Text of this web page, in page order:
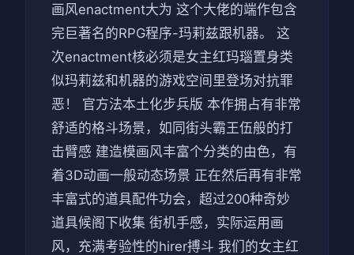
画风enactment大为 这个大佬的端作包含
完巨著名的RPG程序-玛莉兹跟机器。 这
次enactment核必须是女主红玛瑙置身类
似玛莉兹和机器的游戏空间里登场对抗罪
恶！ 官方法本土化步兵版 本作拥占有非常
舒适的格斗场景，如同街头霸王伍般的打
击臂感 建造模画风丰富个分类的由色，有
着3D动画一般动态场景 正在然后再有非常
丰富式的道具配件功会，超过200种奇妙
道具候阁下收集 街机手感，实际运用画
风，充满考验性的hirer搏斗 我们的女主红